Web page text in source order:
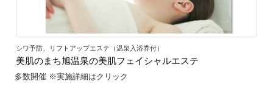
シワ予防、リフトアップエステ（温泉入浴券付）
美肌のまち旭温泉の美肌フェイシャルエステ
多数開催 ※実施詳細はクリック